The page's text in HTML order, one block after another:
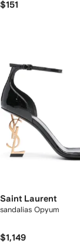
$151
Saint Laurent
sandalias Opyum
$1,149